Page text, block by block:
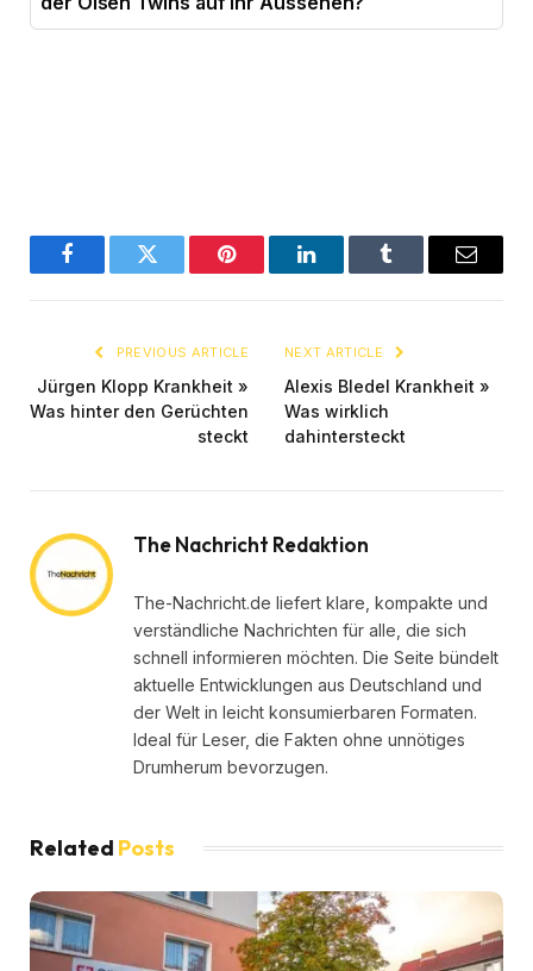
FacebookTwitter Pinterest LinkedInTumblr Email
PREVIOUS ARTICLE
Jürgen Klopp Krankheit »
Was hinter den Gerüchten
steckt
NEXT ARTICLE
Alexis Bledel Krankheit »
Was wirklich
dahintersteckt
The Nachricht Redaktion
The-Nachricht.de liefert klare, kompakte und
verständliche Nachrichten für alle, die sich
schnell informieren möchten. Die Seite bündelt
aktuelle Entwicklungen aus Deutschland und
der Welt in leicht konsumierbaren Formaten.
Ideal für Leser, die Fakten ohne unnötiges
Drumherum bevorzugen.
Related Posts